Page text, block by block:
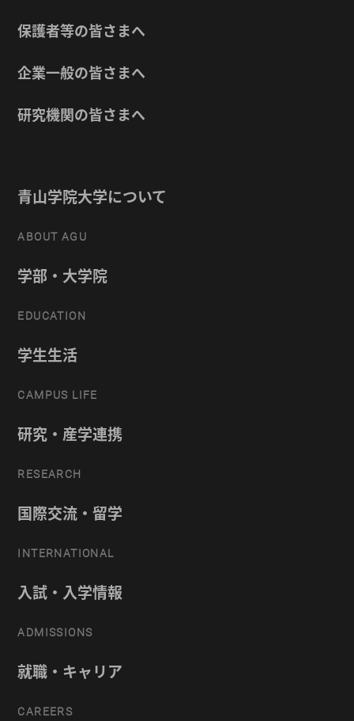
保護者等の皆さまへ
企業一般の皆さまへ
研究機関の皆さまへ
青山学院大学について
ABOUT AGU
学部・大学院
EDUCATION
学生生活
CAMPUS LIFE
研究・産学連携
RESEARCH
国際交流・留学
INTERNATIONAL
入試・入学情報
ADMISSIONS
就職・キャリア
CAREERS